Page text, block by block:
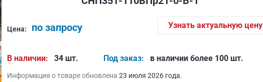
Цена: по запросу Узнать актуальную цену
В наличии: 34 шт. Под заказ: в наличии более 100 шт.
Информация о товаре обновлена23 июля 2026 года.